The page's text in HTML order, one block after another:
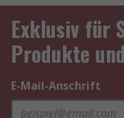
Exklusiv für
Produkte
E-Mail-Anschrift